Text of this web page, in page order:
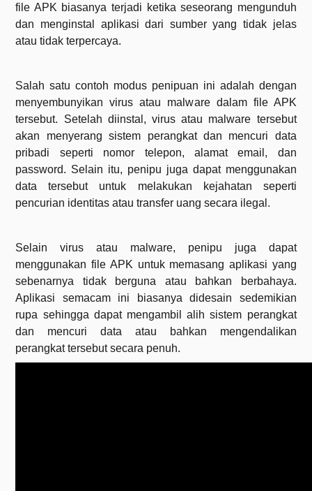
file APK biasanya terjadi ketika seseorang mengunduh
dan menginstal aplikasi dari sumber yang tidak jelas
atau tidak terpercaya.
Salah satu contoh modus penipuan ini adalah dengan
menyembunyikan virus atau malware dalam file APK
tersebut. Setelah diinstal, virus atau malware tersebut
akan menyerang sistem perangkat dan mencuri data
pribadi seperti nomor telepon, alamat email, dan
password. Selain itu, penipu juga dapat menggunakan
data tersebut untuk melakukan kejahatan seperti
pencurian identitas atau transfer uang secara ilegal.
Selain virus atau malware, penipu juga dapat
menggunakan file APK untuk memasang aplikasi yang
sebenarnya tidak berguna atau bahkan berbahaya.
Aplikasi semacam ini biasanya didesain sedemikian
rupa sehingga dapat mengambil alih sistem perangkat
dan mencuri data atau bahkan mengendalikan
perangkat tersebut secara penuh.